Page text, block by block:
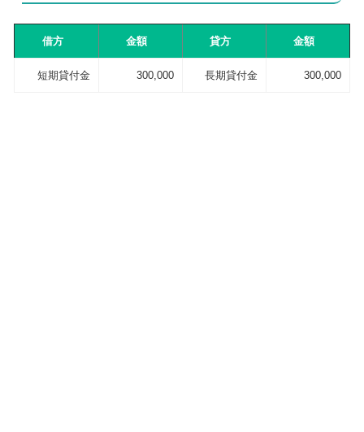
借方 金額 貸方 金額
短期貸付金 300,000 長期貸付金 300,000